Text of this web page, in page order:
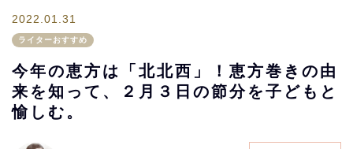
2022.01.31
ライターおすすめ
今年の恵方は「北北西」！恵方巻きの由
来を知って、２月３日の節分を子どもと
愉しむ。